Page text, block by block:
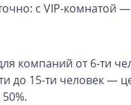
с VIP-комнатой
компаний от 6-ти
до 15-ти человек —